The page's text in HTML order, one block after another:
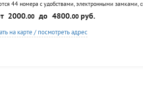
44 номера с удобствами, электронными
стороне - кондиционеры, TV, Wi-Fi на территории,
К услугам гостей - гольф клуб...
2000.00 до 4800.00руб.
на карте / посмотреть адрес